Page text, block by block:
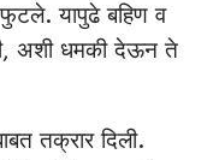
फुटले. यापुढे बहिण व
अशी धमकी देऊन ते
तक्रार दिली.